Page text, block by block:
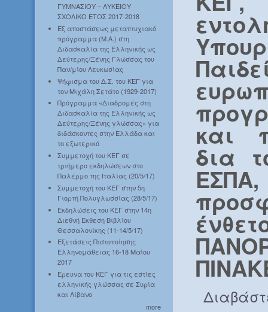
ΓΥΜΝΑΣΙΟΥ – ΛΥΚΕΙΟΥ
ΣΧΟΛΙΚΟ ΕΤΟΣ 2017-2018
Εξ αποστάσεως μεταπτυχιακό
πρόγραμμα (Μ.Α.) στη
Διδασκαλία της Ελληνικής ως
Δεύτερης/Ξένης Γλώσσας του
Παν/μίου Λευκωσίας
Ψήφισμα του Δ.Σ. του ΚΕΓ για
τον Μιχάλη Σετάτο (1929-2017)
Πρόγραμμα «Διαδρομές στη
Διδασκαλία της Ελληνικής ως
Δεύτερης/Ξένης γλώσσας» για
διδάσκοντες στην Ελλάδα και
το εξωτερικό
Συμμετοχή του ΚΕΓ σε
τριήμερο εκδηλώσεων στο
Παλέρμο της Ιταλίας (20/5/17)
Συμμετοχή του ΚΕΓ στην 5η
Γιορτή Πολυγλωσσίας (28/5/17)
Εκδηλώσεις του ΚΕΓ στην 14η
Διεθνή Έκθεση Βιβλίου
Θεσσαλονίκης (11-14/5/17)
Εξετάσεις Πιστοποίησης
Ελληνομάθειας 16-18 Μαΐου
2017
Έρευνα του ΚΕΓ για τις εστίες
ελληνικής γλώσσας σε Συρία
και Λίβανο
more
και
δια
ΕΣΠΑ,